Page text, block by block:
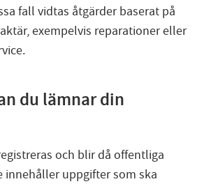
fall vidtas åtgärder baserat på
exempelvis reparationer eller
du lämnar din
och blir då offentliga
innehåller uppgifter som ska